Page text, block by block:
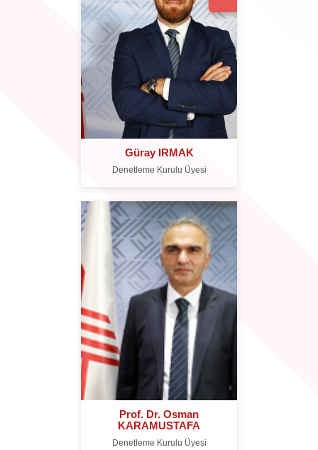
Güray IRMAK
Denetleme Kurulu Üyesi
Prof. Dr. Osman
KARAMUSTAFA
Denetleme Kurulu Üyesi